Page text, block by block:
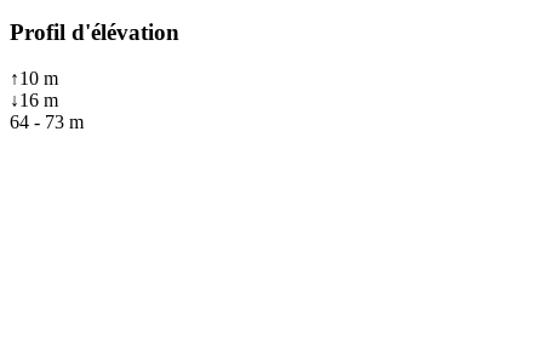
Profil d'élévation
↑10 m
↓16 m
64 - 73 m